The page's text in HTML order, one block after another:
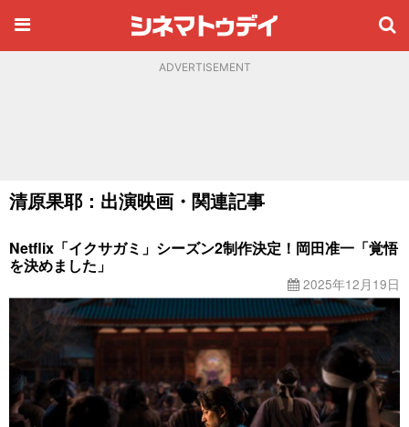
ADVERTISEMENT
清原果耶：出演映画・関連記事
Netflix「イクサガミ」シーズン2制作決定！岡田准一「覚悟
を決めました」
2025年12月19日